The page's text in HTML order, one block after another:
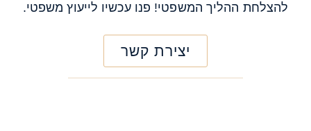
להצלחת ההליך המשפטי! פנו עכשיו לייעוץ משפטי.
יצירת קשר